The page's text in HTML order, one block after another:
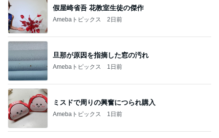
假屋崎省吾 花教室生徒の傑作
Amebaトピックス 2日前
旦那が原因を指摘した窓の汚れ
Amebaトピックス 1日前
ミスドで周りの興奮につられ購入
Amebaトピックス 1日前